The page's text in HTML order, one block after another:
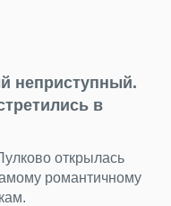
неприступный.
в
открылась
романтичному